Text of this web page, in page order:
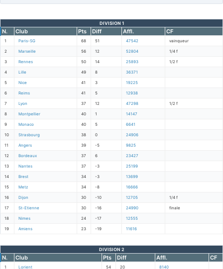
DIVISION 1
N. Club Pts Diff Affl. CF
1 Paris-SG 68 51 47542 vainqueur
2 Marseille 56 12 52804 1/4 f
3 Rennes 50 14 25893 1/2 f
4 Lille 49 8 36371
5 Nice 41 3 19225
6 Reims 41 5 12938
7 Lyon 37 12 47298 1/2 f
8 Montpellier 40 1 14147
9 Monaco 40 5 6641
10 Strasbourg 38 0 24906
11 Angers 39 -5 9825
12 Bordeaux 37 6 23427
13 Nantes 37 -3 25199
14 Brest 34 -3 13699
15 Metz 34 -8 16666
16 Dijon 30 -10 12705 1/4 f
17 St-Etienne 30 -16 24990 finale
18 Nimes 24 -17 12555
19 Amiens 23 -19 11616
DIVISION 2
N. Club Pts Diff Affl. CF
1 Lorient 54 20 8140